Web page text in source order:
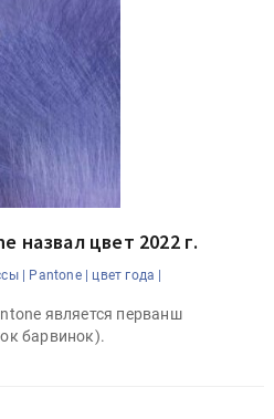
назвал цвет 2022 г.
| Pantone | цвет года |
является перванш
барвинок).